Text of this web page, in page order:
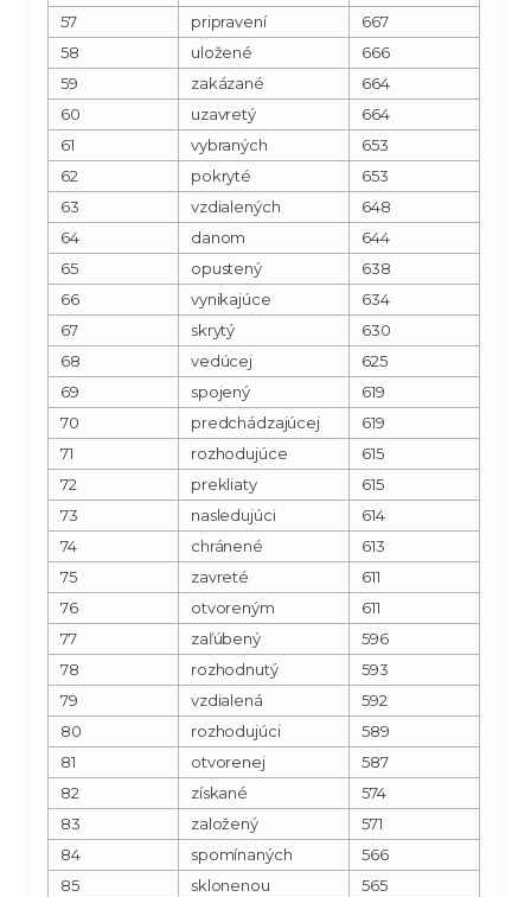
57 pripravení
667
58
uložené
666
59
zakázané
664
60
uzavretý
664
61
vybraných
653
62
pokryté
653
63
vzdialených
648
64
danom
644
65
opustený
638
66
vynikajúce
634
67
skrytý
630
68
vedúcej
625
69
spojený
619
70
predchádzajúcej
619
71
rozhodujúce
615
72
prekliaty
615
73
nasledujúci
614
74
chránené
613
75
zavreté
611
76
otvoreným
611
77
zaľúbený
596
78
rozhodnutý
593
79
vzdialená
592
80
rozhodujúci
589
81
otvorenej
587
82
získané
574
83
založený
571
84
spomínaných
566
85
sklonenou
565